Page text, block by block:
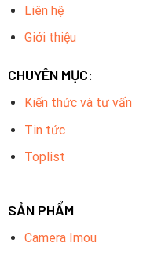
Liên hệ
Giới thiệu
CHUYÊN MỤC:
Kiến thức và tư vấn
Tin tức
Toplist
SẢN PHẨM
Camera Imou